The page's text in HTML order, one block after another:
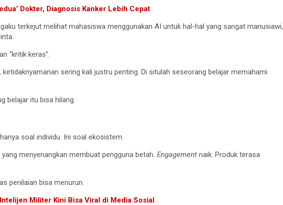
Dokter, Diagnosis Kanker Lebih Cepat
terkejut melihat mahasiswa menggunakan AI untuk hal-hal yang sangat manusiawi,
“kritik keras”.
ketidaknyamanan sering kali justru penting. Di situlah seseorang belajar memahami
belajar itu bisa hilang.
soal individu. Ini soal ekosistem.
menyenangkan membuat pengguna betah. Engagement naik. Produk terasa
penilaian bisa menurun.
Militer Kini Bisa Viral di Media Sosial